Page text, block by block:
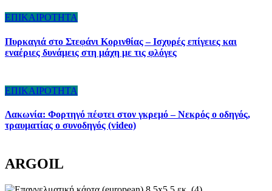
ΕΠΙΚΑΙΡΟΤΗΤΑ
Πυρκαγιά στο Στεφάνι Κορινθίας – Ισχυρές επίγειες και
εναέριες δυνάμεις στη μάχη με τις φλόγες
ΕΠΙΚΑΙΡΟΤΗΤΑ
Λακωνία: Φορτηγό πέφτει στον γκρεμό – Νεκρός ο οδηγός,
τραυματίας ο συνοδηγός (video)
ARGOIL